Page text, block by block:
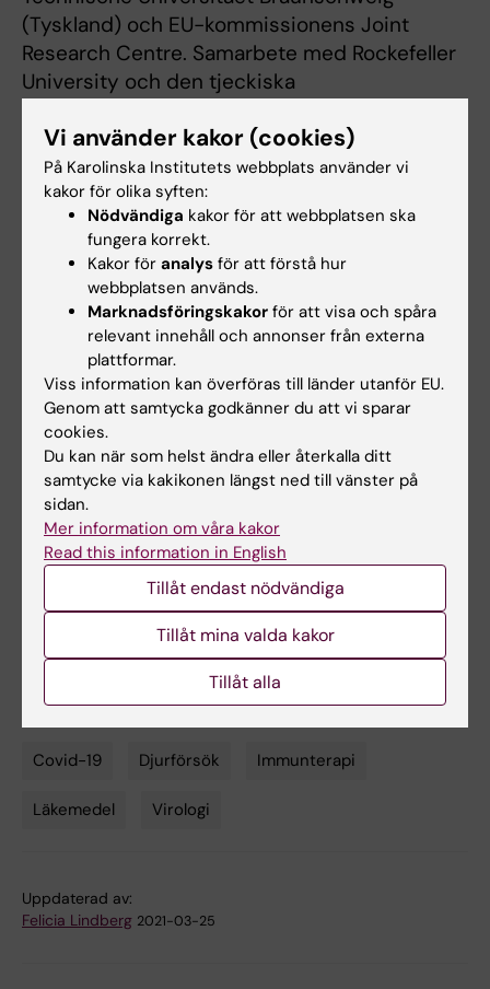
(Tyskland) och EU-kommissionens Joint
Research Centre. Samarbete med Rockefeller
University och den tjeckiska
bevisa den bispecifika antikroppens
effektivitet. Se den vetenskapliga artikeln för
information om patent och potentiella
intressekonflikter.
Denna nyhetsartikel är baserad på
pressmeddelande
från Institute for
Research in Biomedicine.
Publikation
"Bispecific IgG neutralizes SARS-CoV-2
variants and prevents escape in mice"
. De
Gasparo et al.
, online 25 mars 2021, doi:
10.1038/s41586-021-03461-y.
Länkar
Populärvetenskapligt tema: Covid-19
Covid-19 Djurförsök Immunterapi
Läkemedel Virologi
Uppdaterad av:
Felicia Lindberg 2021-03-25
Vi använder kakor (cookies)
På Karolinska Institutets webbplats använder vi
kakor för olika syften:
Nödvändiga kakor för att webbplatsen ska
fungera korrekt.
Kakor för analys för att förstå hur
webbplatsen används.
Marknadsföringskakor för att visa och spåra
relevant innehåll och annonser från externa
plattformar.
Viss information kan överföras till länder utanför EU.
Genom att samtycka godkänner du att vi sparar
cookies.
Du kan när som helst ändra eller återkalla ditt
samtycke via kakikonen längst ned till vänster på
sidan.
Mer information om våra kakor
Read this information in English
Tillåt endast nödvändiga
Tillåt mina valda kakor
Tillåt alla